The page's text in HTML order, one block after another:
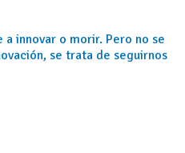
innovar o morir. Pero no se
se trata de seguirnos